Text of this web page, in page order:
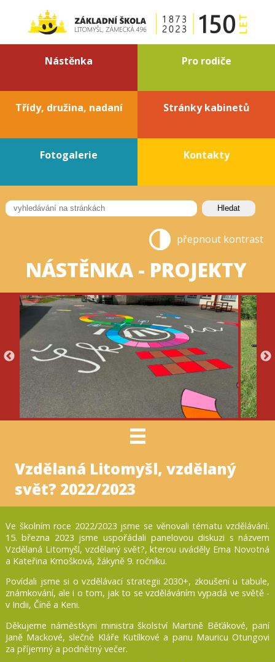
Nástěnka Pro rodiče
Třídy, družina, nadaní Stránky kabinetů
Fotogalerie Kontakty
přepnout kontrast
NÁSTĚNKA - PROJEKTY
Vzdělaná Litomyšl, vzdělaný
svět? 2022/2023
Ve školním roce 2022/2023 jsme se věnovali tématu vzdělávání.
15. března 2023 jsme uspořádali panelovou diskuzi s názvem
Vzdělaná Litomyšl, vzdělaný svět?, kterou uváděly Ema Novotná
a Kateřina Kmošková, žákyně 9. ročníku.
Povídali jsme si o vzdělávací strategii 2030+, zkoušení u tabule,
známkování, ale i o tom, jak to se vzděláváním vypadá ve světě -
v Indii, Číně a Keni.
Děkujeme náměstkyni ministra školství Martině Běťákové, paní
Janě Mackové, slečně Kláře Kutílkové a panu Mauricu Otungovi
za příjemný a podnětný večer.